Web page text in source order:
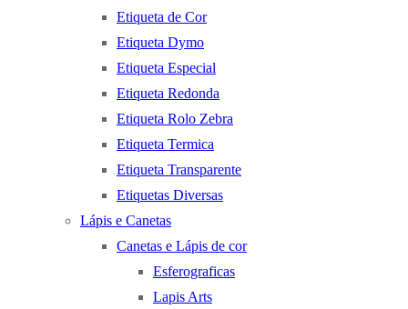
Etiqueta de Cor
Etiqueta Dymo
Etiqueta Especial
Etiqueta Redonda
Etiqueta Rolo Zebra
Etiqueta Termica
Etiqueta Transparente
Etiquetas Diversas
Lápis e Canetas
Canetas e Lápis de cor
Esferograficas
Lapis Arts